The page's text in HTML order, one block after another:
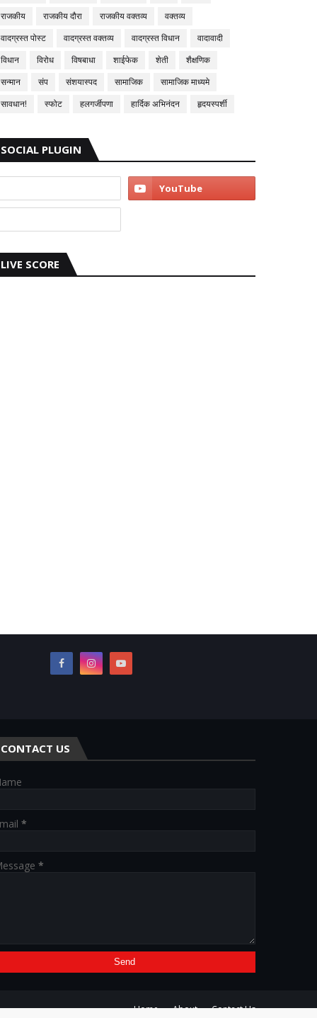
राजकीय
राजकीय दौरा राजकीय वक्तव्य
वक्तव्य
वादग्रस्त पोस्ट
वादग्रस्त वक्तव्य वादग्रस्त विधान
वादावादी
विधान
विरोध विषबाधा शाईफेक शेती
शैक्षणिक
सन्मान
संप संशयास्पद सामाजिक
सामाजिक माध्यमे
सावधान!
स्फोट हलगर्जीपणा हार्दिक अभिनंदन हृदयस्पर्शी
SOCIAL PLUGIN
LIVE SCORE
CONTACT US
*
*
Home About Contact Us